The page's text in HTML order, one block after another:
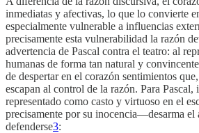
inmediatas y afectivas, lo que lo convierte
especialmente vulnerable a influencias
precisamente esta vulnerabilidad la razón
advertencia de Pascal contra el teatro: al
humanas de forma tan natural y
de despertar en el corazón sentimientos
escapan al control de la razón. Para Pascal,
representado como casto y virtuoso en el
precisamente por su inocencia—desarma el
defenderse3: